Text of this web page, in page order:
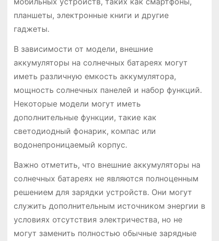
планшеты, электронные книги и другие
гаджеты.
В зависимости от модели, внешние
аккумуляторы на солнечных батареях могут
иметь различную емкость аккумулятора,
мощность солнечных панелей и набор функций.
Некоторые модели могут иметь
дополнительные функции, такие как
светодиодный фонарик, компас или
водонепроницаемый корпус.
Важно отметить, что внешние аккумуляторы на
солнечных батареях не являются полноценным
решением для зарядки устройств. Они могут
служить дополнительным источником энергии в
условиях отсутствия электричества, но не
могут заменить полностью обычные зарядные